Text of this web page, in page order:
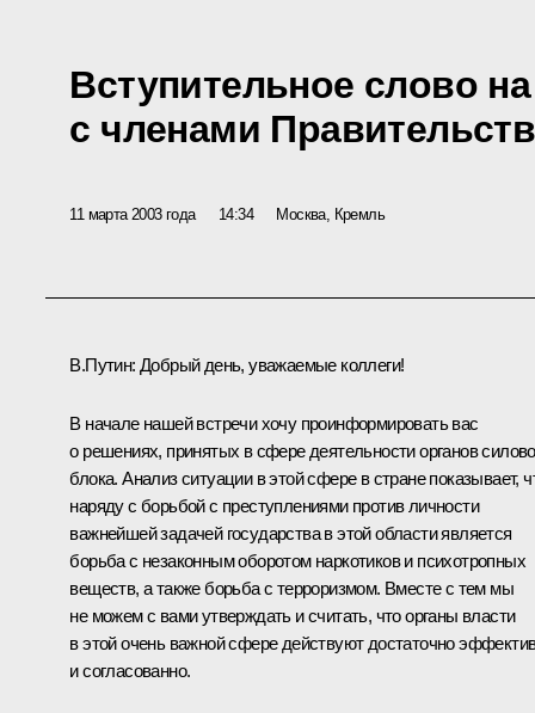
Вступительное слово
с членами
11 марта 2003 года 14:34 Москва, Кремль
В.Путин: Добрый день, уважаемые коллеги!
В начале нашей встречи хочу проинформировать вас
о решениях, принятых в сфере деятельности органов
блока. Анализ ситуации в этой сфере в стране показывает,
наряду с борьбой с преступлениями против личности
важнейшей задачей государства в этой области является
борьба с незаконным оборотом наркотиков и психотропных
веществ, а также борьба с терроризмом. Вместе с тем мы
не можем с вами утверждать и считать, что органы власти
в этой очень важной сфере действуют достаточно
и согласованно.